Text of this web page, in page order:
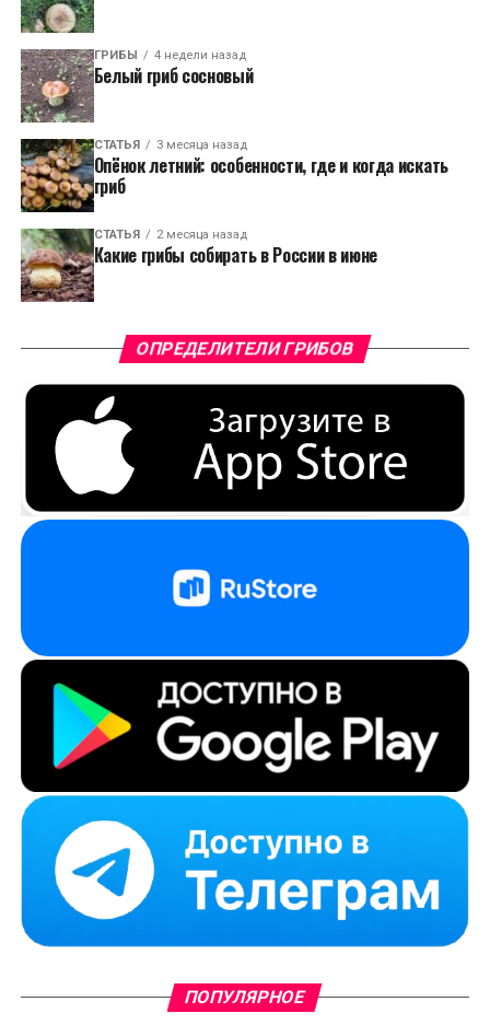
ГРИБЫ 4 недели назад
Белый гриб сосновый
СТАТЬЯ 3 месяца назад
Опёнок летний: особенности, где и когда искать
гриб
СТАТЬЯ 2 месяца назад
Какие грибы собирать в России в июне
ОПРЕДЕЛИТЕЛИ ГРИБОВ
ПОПУЛЯРНОЕ